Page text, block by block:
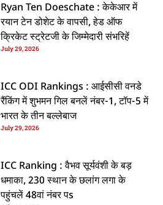
Ryan Ten Doeschate : केकेआर में
रयान टेन डोशेट के वापसी, हेड ऑफ
क्रिकेट स्ट्रेटजी के जिम्मेदारी संभरिहें
July 29, 2026
ICC ODI Rankings : आईसीसी वनडे
रैंकिंग में शुभमन गिल बनलें नंबर-1, टॉप-5 में
भारत के तीन बल्लेबाज
July 29, 2026
ICC Ranking : वैभव सूर्यवंशी के बड़
धमाका, 230 स्थान के छलांग लगा के
पहुंचलें 48वां नंबर पs